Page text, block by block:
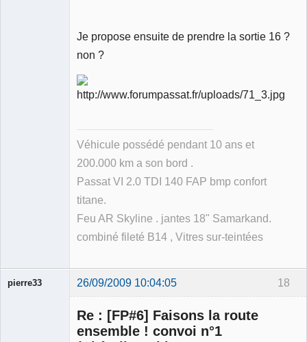
Je propose ensuite de prendre la sortie 16 ?
non ?
Véhicule possédé pendant 10 ans et
200.000 km a son bord .
Passat VI 2.0 TDI 140 FAP bmp confort
titane.
Feu AR Skyline . jantes 18" Samarkand.
combiné fileté B14 , Vitres sur-teintées
18
pierre33 26/09/2009 10:04:05
Re : [FP#6] Faisons la route
ensemble ! convoi n°1